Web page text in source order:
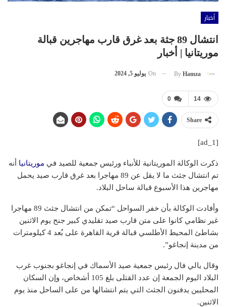
أخبار
انتشال 89 جثة بعد غرق قارب مهاجرين قبالة
موريتانيا | أخبار
By Hamza
On يوليو 5, 2024
0 14
Share
[ad_1]
ذكرت الوكالة الموريتانية للأنباء ورئيس جمعية للصيد في موريتانيا أنه
تم انتشال جثث ما لا يقل عن 89 مهاجرا بعد غرق قارب صيد يحمل
مهاجرين هذا الأسبوع قبالة ساحل البلاد.
وأفادت الوكالة بأن خفر السواحل “تمكن من انتشال جثث 89 مهاجرا
غير نظامي كانوا على متن قارب صيد تقليدي كبير جنح يوم الاثنين
بشاطئ المحيط الأطلسي قبالة قرية القاهرة على بُعد 4 كيلومترات
من مدينة إنجاغو”.
وقال يالي فال رئيس جمعية صيد الأسماك في إنجاغو بجنوب غرب
البلاد اليوم الجمعة إن عدد القتلى بلغ 105 أشخاص، وإن السكان
المحليين يدفنون الجثث التي يتم انتشالها من على الساحل منذ يوم
الاثنين.